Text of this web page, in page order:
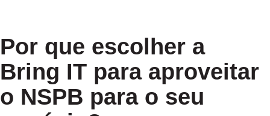
Por que escolher a
Bring IT para aproveitar
o NSPB para o seu